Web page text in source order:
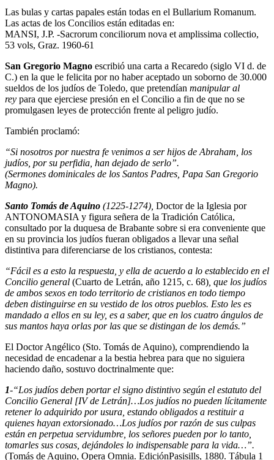
Las bulas y cartas papales están todas en el Bullarium Romanum.
Las actas de los Concilios están editadas en:
MANSI, J.P. -Sacrorum conciliorum nova et amplissima collectio,
53 vols, Graz. 1960-61
San Gregorio Magno escribió una carta a Recaredo (siglo VI d. de
C.) en la que le felicita por no haber aceptado un soborno de 30.000
sueldos de los judíos de Toledo, que pretendían manipular al
rey para que ejerciese presión en el Concilio a fin de que no se
promulgasen leyes de protección frente al peligro judío.
También proclamó:
“Si nosotros por nuestra fe venimos a ser hijos de Abraham, los
judíos, por su perfidia, han dejado de serlo”.
(Sermones dominicales de los Santos Padres, Papa San Gregorio
Magno).
Santo Tomás de Aquino (1225-1274), Doctor de la Iglesia por
ANTONOMASIA y figura señera de la Tradición Católica,
consultado por la duquesa de Brabante sobre si era conveniente que
en su provincia los judíos fueran obligados a llevar una señal
distintiva para diferenciarse de los cristianos, contesta:
“Fácil es a esto la respuesta, y ella de acuerdo a lo establecido en el
Concilio general (Cuarto de Letrán, año 1215, c. 68) , que los judíos
de ambos sexos en todo territorio de cristianos en todo tiempo
deben distinguirse en su vestido de los otros pueblos. Esto les es
mandado a ellos en su ley, es a saber, que en los cuatro ángulos de
sus mantos haya orlas por las que se distingan de los demás.”
El Doctor Angélico (Sto. Tomás de Aquino), comprendiendo la
necesidad de encadenar a la bestia hebrea para que no siguiera
haciendo daño, sostuvo doctrinalmente que:
1-“Los judíos deben portar el signo distintivo según el estatuto del
Concilio General [IV de Letrán]…Los judíos no pueden lícitamente
retener lo adquirido por usura, estando obligados a restituir a
quienes hayan extorsionado…Los judíos por razón de sus culpas
están en perpetua servidumbre, los señores pueden por lo tanto,
tomarles sus cosas, dejándoles lo indispensable para la vida…”.
(Tomás de Aquino, Opera Omnia. EdiciónPasisills, 1880. Tábula 1